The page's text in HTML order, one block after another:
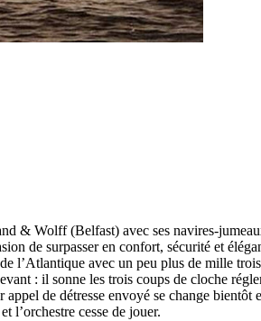
& Wolff (Belfast) avec ses navires-
de surpasser en confort, sécurité et
l’Atlantique avec un peu plus de mille
: il sonne les trois coups de cloche
de détresse envoyé se change bientôt
l’orchestre cesse de jouer.